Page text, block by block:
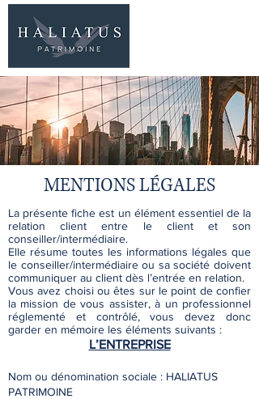
MENTIONS LÉGALES
La présente fiche est un élément essentiel de la
relation client entre le client et son
conseiller/intermédiaire.
Elle résume toutes les informations légales que
le conseiller/intermédiaire ou sa société doivent
communiquer au client dès l’entrée en relation.
Vous avez choisi ou êtes sur le point de confier
la mission de vous assister, à un professionnel
réglementé et contrôlé, vous devez donc
garder en mémoire les éléments suivants :
L’ENTREPRISE
Nom ou dénomination sociale : HALIATUS
PATRIMOINE